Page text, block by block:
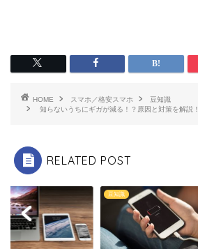
HOME スマホ／格安スマホ
豆知識
知らないうちにギガが減る！？原因と対策を解説！
RELATED POST
豆知識